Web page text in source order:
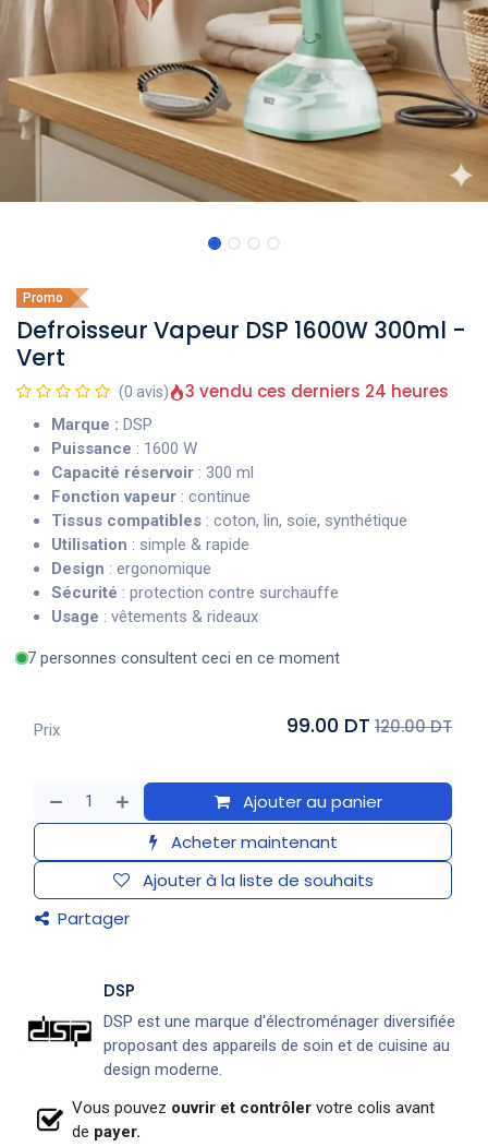
Promo
Defroisseur Vapeur DSP 1600W 300ml -
Vert
(0 avis) 3 vendu ces derniers 24 heures
Marque : DSP
Puissance : 1600 W
Capacité réservoir : 300 ml
Fonction vapeur : continue
Tissus compatibles : coton, lin, soie, synthétique
Utilisation : simple & rapide
Design : ergonomique
Sécurité : protection contre surchauffe
Usage : vêtements & rideaux
7 personnes consultent ceci en ce moment
Ajouter au panier
Acheter maintenant
Ajouter à la liste de souhaits
Partager
Prix 99.00 DT 120.00 DT
DSP
DSP est une marque d'électroménager diversifiée
proposant des appareils de soin et de cuisine au
design moderne.
Vous pouvez ouvrir et contrôler votre colis avant
de payer.